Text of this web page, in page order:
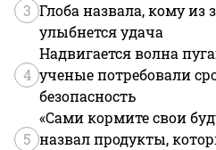
3 Глоба назвала, кому из
улыбнется удача
4
Надвигается волна
ученые потребовали
безопасность
5
«Сами кормите свои
назвал продукты,